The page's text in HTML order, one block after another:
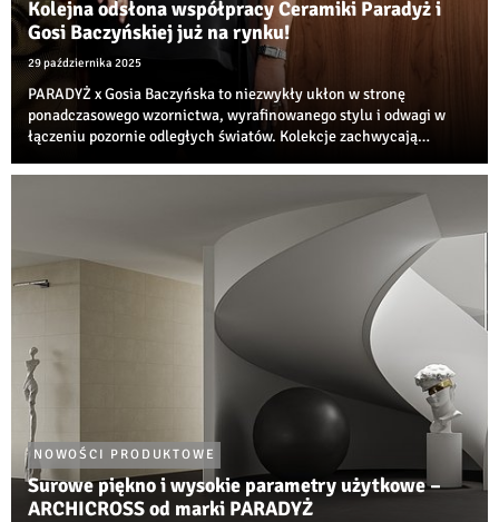
Kolejna odsłona współpracy Ceramiki Paradyż i
Gosi Baczyńskiej już na rynku!
29 października 2025
PARADYŻ x Gosia Baczyńska to niezwykły ukłon w stronę
ponadczasowego wzornictwa, wyrafinowanego stylu i odwagi w
łączeniu pozornie odległych światów. Kolekcje zachwycają
oraz inspiracji estetyką lat 60. i 70...
NOWOŚCI PRODUKTOWE
Surowe piękno i wysokie parametry użytkowe –
ARCHICROSS od marki PARADYŻ